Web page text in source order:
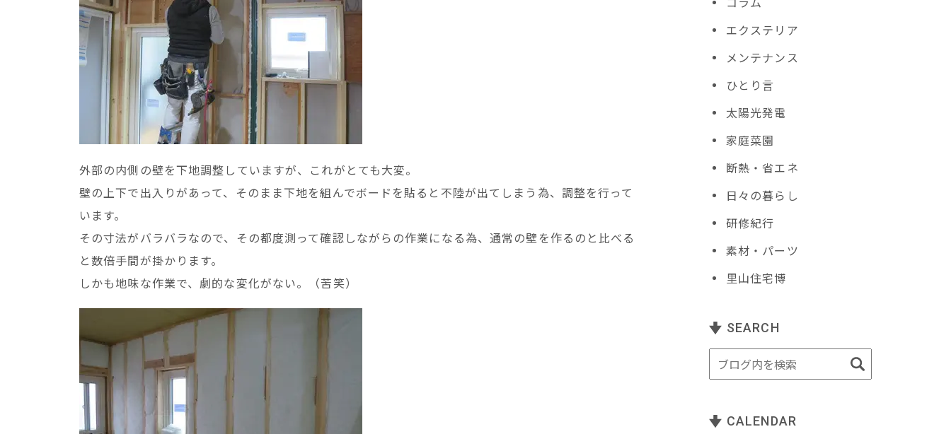
外部の内側の壁を下地調整していますが、これがとても大変。
壁の上下で出入りがあって、そのまま下地を組んでボードを貼ると不陸が出てしまう為、調整を行って
います。
その寸法がバラバラなので、その都度測って確認しながらの作業になる為、通常の壁を作るのと比べる
と数倍手間が掛かります。
しかも地味な作業で、劇的な変化がない。（苦笑）
エクステリア
メンテナンス
ひとり言
太陽光発電
家庭菜園
断熱・省エネ
日々の暮らし
研修紀行
素材・パーツ
里山住宅博
SEARCH
CALENDAR